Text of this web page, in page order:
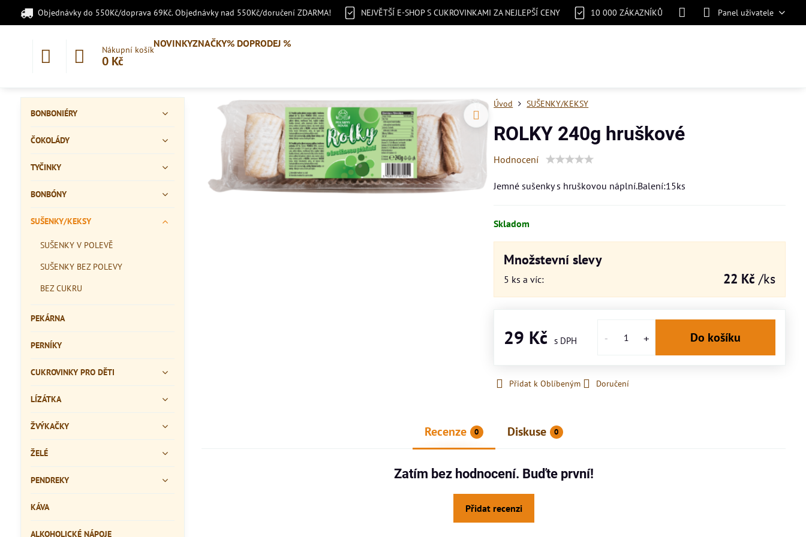
Objednávky do 550Kč/doprava 69Kč. Objednávky nad 550Kč/doručení ZDARMA! NEJVĚTŠÍ E-SHOP S CUKROVINKAMI ZA NEJLEPŠÍ CENY 10 000 ZÁKAZNÍKŮ Panel uživatele
Nákupní košík
0 Kč
NOVINKYZNAČKY% DOPRODEJ %
Úvod SUŠENKY/KEKSY
ROLKY 240g hruškové
Hodnocení
Jemné sušenky s hruškovou náplní.Balení:15ks
Skladom
Množstevní slevy
5 ks a víc: 22 Kč /ks
29 Kč Do košíku
Přidat k Oblíbeným Doručení
Recenze 0 Diskuse 0
Zatím bez hodnocení. Buďte první!
Přidat recenzi
BONBONIÉRY
ČOKOLÁDY
TYČINKY
BONBÓNY
SUŠENKY/KEKSY
SUŠENKY V POLEVĚ
SUŠENKY BEZ POLEVY
BEZ CUKRU
PEKÁRNA
PERNÍKY
CUKROVINKY PRO DĚTI
LÍZÁTKA
ŽVÝKAČKY
ŽELÉ
PENDREKY
KÁVA
ALKOHOLICKÉ NÁPOJE